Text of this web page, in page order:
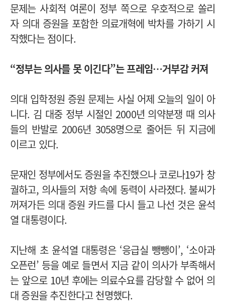
문제는 사회적 여론이 정부 쪽으로 우호적으로 쏠리
자 의대 증원을 포함한 의료개혁에 박차를 가하기 시
작했다는 점이다.
“정부는 의사를 못 이긴다”는 프레임…거부감 커져
의대 입학정원 증원 문제는 사실 어제 오늘의 일이 아
니다. 김 대중 정부 시절인 2000년 의약분쟁 때 의사
들의 반발로 2006년 3058명으로 줄어든 뒤 지금에
이르고 있다.
문재인 정부에서도 증원을 추진했으나 코로나19가 창
궐하고, 의사들의 저항 속에 동력이 사라졌다. 불씨가
꺼져가든 의대 증원 카드를 다시 들고 나선 것은 윤석
열 대통령이다.
지난해 초 윤석열 대통령은 ‘응급실 뺑뺑이’, ‘소아과
오픈런’ 등을 예로 들면서 지금 같이 의사가 부족해서
는 앞으로 10년 후에는 의료수요를 감당할 수 없어 의
대 증원을 추진한다고 천명했다.